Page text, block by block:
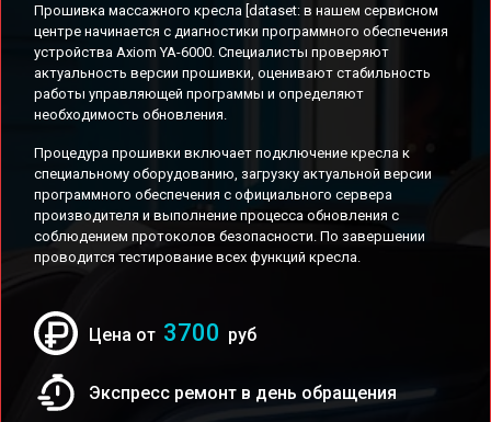
Прошивка массажного кресла [dataset: в нашем сервисном
центре начинается с диагностики программного обеспечения
устройства Axiom YA-6000. Специалисты проверяют
актуальность версии прошивки, оценивают стабильность
работы управляющей программы и определяют
необходимость обновления.
Процедура прошивки включает подключение кресла к
специальному оборудованию, загрузку актуальной версии
программного обеспечения с официального сервера
производителя и выполнение процесса обновления с
соблюдением протоколов безопасности. По завершении
проводится тестирование всех функций кресла.
Цена от 3700 руб
Экспресс ремонт в день обращения